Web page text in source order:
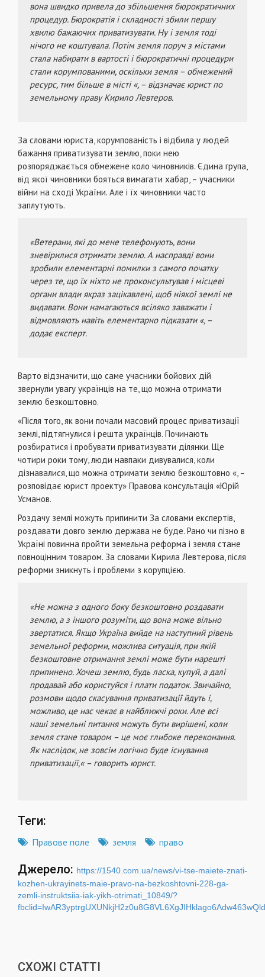
вона швидко привела до збільшення бюрократичних
процедур. Бюрократія і складності збили першу
хвилю бажаючих приватизувати. Ну і земля тоді
нічого не коштувала. Потім земля поруч з містами
стала набирати в вартості і бюрократичні процедури
стали корумпованими, оскільки земля – ​​обмежений
ресурс, тим більше в місті «, – відзначає юрист по
земельному праву Кирило Левтеров.
За словами юриста, корумпованість і відбила у людей
бажання приватизувати землю, поки нею
розпоряджається обмежене коло чиновників. Єдина група,
від якої чиновники бояться вимагати хабар, – учасники
війни на сході України. Але і їх чиновники часто
заплутують.
«Ветерани, які до мене телефонують, вони
зневірилися отримати землю. А насправді вони
зробили елементарні помилки з самого початку
через те, що їх ніхто не проконсультував і місцеві
органи влади якраз зацікавлені, щоб ніякої землі не
видавати. Вони намагаються всіляко заважати і
відмовляють навіть елементарно підказати «, –
додає експерт.
Варто відзначити, що саме учасники бойових дій
звернули увагу українців на те, що можна отримати
землю безкоштовно.
«Після того, як вони почали масовий процес приватизації
землі, підтягнулися і решта українців. Починають
розбиратися і пробувати приватизувати ділянки. Ще
чотири роки тому, люди навпаки дивувалися, коли
дізнавалися, що можна отримати землю безкоштовно «, –
розповідає юрист проекту» Правова консультація «Юрій
Усманов.
Роздачу землі можуть припинити За словами експертів,
роздавати довго землю держава не буде. Рано чи пізно в
Україні повинна пройти земельна реформа і земля стане
повноцінним товаром. За словами Кирила Левтерова, після
реформи зникнуть і проблеми з корупцією.
«Не можна з одного боку безкоштовно роздавати
землю, а з іншого розуміти, що вона може вільно
звертатися. Якщо Україна вийде на наступний рівень
земельної реформи, можлива ситуація, при якій
безкоштовне отримання землі може бути нарешті
припинено. Хочеш землю, будь ласка, купуй, а далі
продавай або користуйся і плати податок. Звичайно,
розмови щодо скасування приватизації йдуть і,
можливо, це нас чекає в найближчі роки. Але всі
наші земельні питання можуть бути вирішені, коли
земля стане товаром – це моє глибоке переконання.
Як наслідок, не зовсім логічно буде існування
приватизації,« – говорить юрист.
Теги:
Правове поле земля право
Джерело: https://1540.com.ua/news/vi-tse-maiete-znati-
kozhen-ukrayinets-maie-pravo-na-bezkoshtovni-228-ga-
zemli-instruktsiia-iak-yikh-otrimati_10849/?
СХОЖІ СТАТТІ